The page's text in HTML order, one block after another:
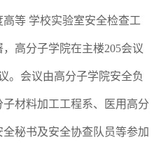
高等 学校实验室安全检查工
高分子学院在主楼205会议
。会议由高分子学院安全负
材料加工工程系、医用高分
秘书及安全协查队员等参加